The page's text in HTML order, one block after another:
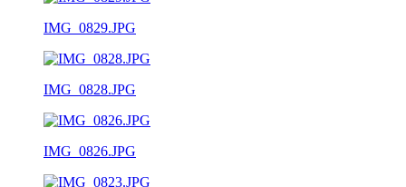
IMG_0829.JPG
IMG_0828.JPG
IMG_0826.JPG